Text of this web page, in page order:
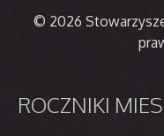
© 2026
ROCZNIKI